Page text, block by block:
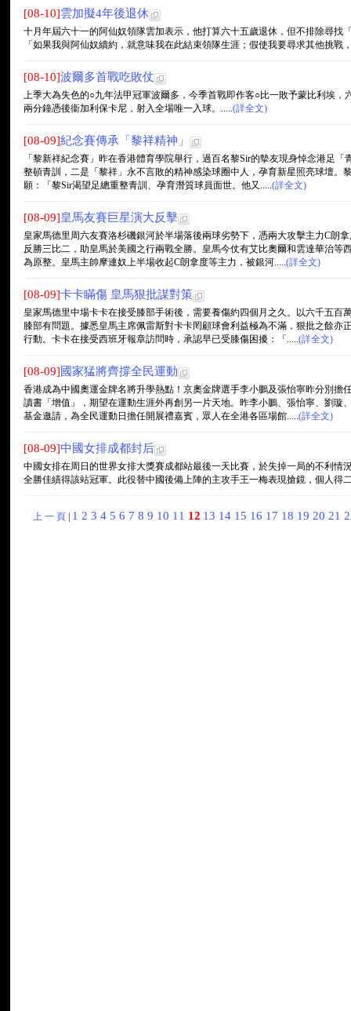
[08-10]雲加擬4年後退休
十月年屆六十一的阿仙奴領隊雲加表示，他打算六十五歲退休，但不排除尋找
「如果我與阿仙奴續約，就意味我在此結束領隊生涯；假使我要尋求其他挑戰
[08-10]波爾多首戰吃敗仗
上季大為失色的○九年法甲冠軍波爾多，今季首戰即作客○比一敗予蒙比利埃
兩分鐘憑後衞加利保卡尼，射入全場唯一入球。.....(詳全文)
[08-09]紀念賽傳承「黎祥精神」
「黎新祥紀念賽」昨在香港體育學院舉行，過百名黎Sir的摰友現身悼念港足
整頓青訓，二是「黎祥」永不言敗的精神感染球圈中人，孕育新星照亮球壇。
願：「黎Sir渴望足總重整青訓、孕育潛質球員面世。他又.....(詳全文)
[08-09]皇馬友賽巨星演大反擊
皇家馬德里周六友賽洛杉磯銀河於半場落後兩球劣勢下，憑兩大攻擊主力C朗
反勝三比二，助皇馬於美國之行兩戰全勝。皇馬今仗有艾比奧爾和雲達華治等
為原整。皇馬主帥摩連奴上半場收起C朗拿度等主力，被銀河.....(詳全文)
[08-09]卡卡瞞傷 皇馬狠批謀對策
皇家馬德里中場卡卡在接受膝部手術後，需要養傷約四個月之久。以六千五百
膝部有問題。據悉皇馬主席佩雷斯對卡卡罔顧球會利益極為不滿，狠批之餘亦
行動。卡卡在接受西班牙報章訪問時，承認早已受膝傷困擾：「.....(詳全文)
[08-09]國家猛將齊撐全民運動
香港成為中國奧運金牌名將升學熱點！京奧金牌選手李小鵬及張怡寧昨分別擔
讀書「增值」，期望在運動生涯外再創另一片天地。昨李小鵬、張怡寧、劉璇
基金邀請，為全民運動日擔任開展禮嘉賓，眾人在全港各區場館.....(詳全文)
[08-09]中國女排成都封后
中國女排在周日的世界女排大獎賽成都站最後一天比賽，於失掉一局的不利情
全勝佳績得該站冠軍。此役替中國後備上陣的主攻手王一梅表現搶鏡，個人得
上 一 頁| 1 2 3 4 5 6 7 8 9 10 11 12 13 14 15 16 17 18 19 20 21